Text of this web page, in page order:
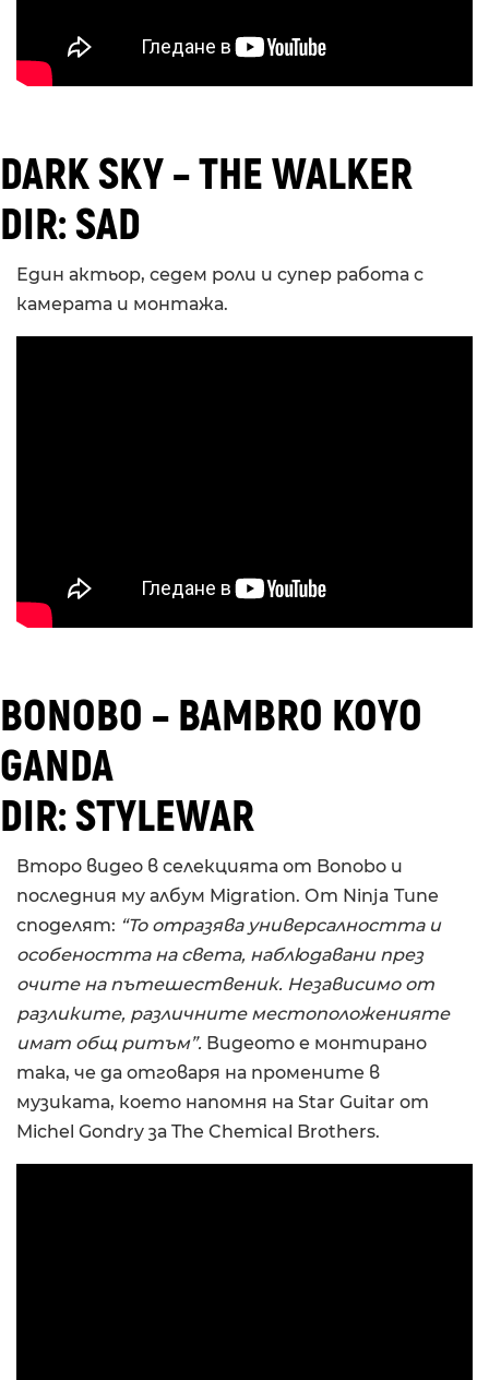
DARK SKY – THE WALKER
DIR: SAD
Един актьор, седем роли и супер работа с
камерата и монтажа.
BONOBO – BAMBRO KOYO
GANDA
DIR: STYLEWAR
Второ видео в селекцията от Bonobo и
последния му албум Migration. От Ninja Tune
споделят: “To отразява универсалността и
особеността на света, наблюдавани през
очите на пътешественик. Независимо от
разликите, различните местоположенияте
имат общ ритъм”. Видеото е монтирано
така, че да отговаря на промените в
музиката, което напомня на Star Guitar от
Michel Gondry за The Chemical Brothers.